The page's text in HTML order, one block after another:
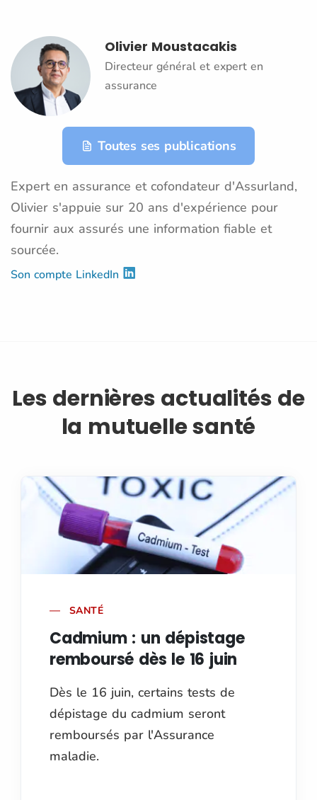
Olivier Moustacakis
Directeur général et expert en
assurance
Toutes ses publications
Expert en assurance et cofondateur d'Assurland,
Olivier s'appuie sur 20 ans d'expérience pour
fournir aux assurés une information fiable et
sourcée.
Son compte LinkedIn
Les dernières actualités de
la mutuelle santé
SANTÉ
Cadmium : un dépistage
remboursé dès le 16 juin
Dès le 16 juin, certains tests de
dépistage du cadmium seront
remboursés par l'Assurance
maladie.